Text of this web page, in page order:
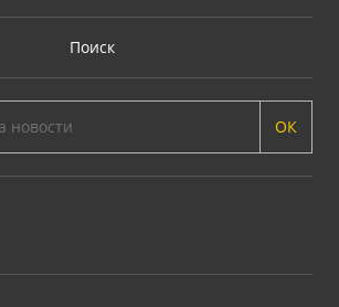
Поиск
ОК